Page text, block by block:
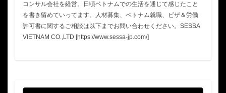
コンサル会社を経営。日頃ベトナムでの生活を通じて感じたこと
を書き留めていってます。人材募集、ベトナム就職、ビザ＆労働
許可書に関するご相談は以下までお問い合わせください。SESSA
VIETNAM CO.,LTD [https://www.sessa-jp.com/]